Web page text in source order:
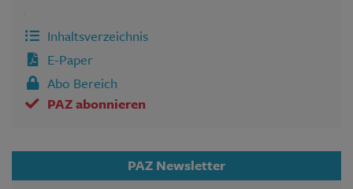
Inhaltsverzeichnis
E-Paper
Abo Bereich
PAZ abonnieren
PAZ Newsletter